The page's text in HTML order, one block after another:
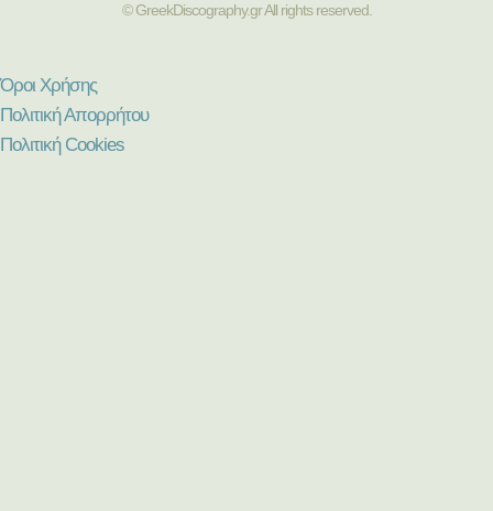
© GreekDiscography.gr All rights reserved.
Όροι Χρήσης
Πολιτική Απορρήτου
Πολιτική Cookies